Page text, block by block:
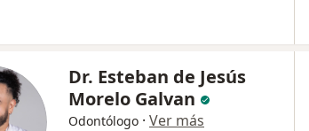
Dr. Esteban de Jesús
Morelo Galvan
Odontólogo · Ver más